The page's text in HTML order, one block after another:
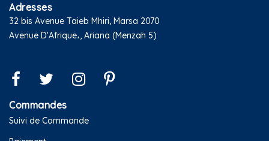
Adresses
32 bis Avenue Taieb Mhiri, Marsa 2070
Avenue D'Afrique،, Ariana (Menzah 5)
Commandes
Suivi de Commande